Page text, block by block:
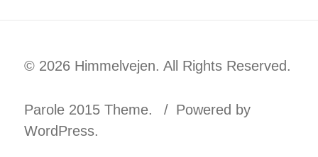
© 2026 Himmelvejen. All Rights Reserved.
Parole 2015 Theme.
Powered by
WordPress.